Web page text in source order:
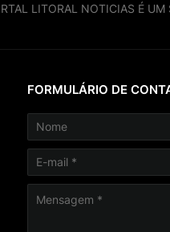
LITORAL NOTICIAS É UM
FORMULÁRIO DE